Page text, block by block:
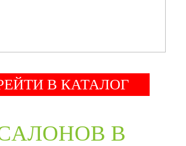
В КАТАЛОГ
В